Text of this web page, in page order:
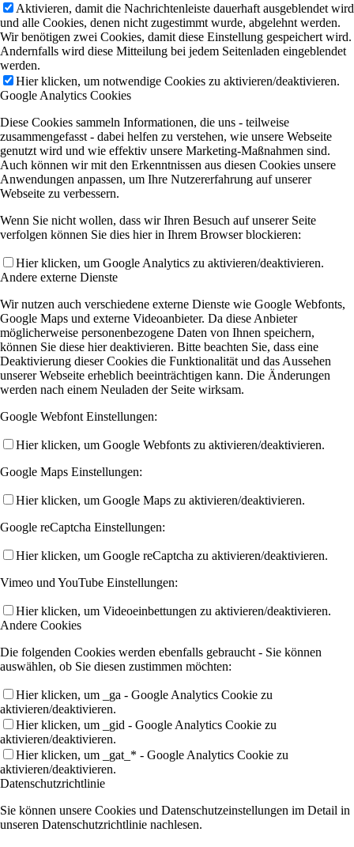
Aktivieren, damit die Nachrichtenleiste dauerhaft ausgeblendet wird
und alle Cookies, denen nicht zugestimmt wurde, abgelehnt werden.
Wir benötigen zwei Cookies, damit diese Einstellung gespeichert wird.
Andernfalls wird diese Mitteilung bei jedem Seitenladen eingeblendet
werden.
Hier klicken, um notwendige Cookies zu aktivieren/deaktivieren.
Google Analytics Cookies
Diese Cookies sammeln Informationen, die uns - teilweise
zusammengefasst - dabei helfen zu verstehen, wie unsere Webseite
genutzt wird und wie effektiv unsere Marketing-Maßnahmen sind.
Auch können wir mit den Erkenntnissen aus diesen Cookies unsere
Anwendungen anpassen, um Ihre Nutzererfahrung auf unserer
Webseite zu verbessern.
Wenn Sie nicht wollen, dass wir Ihren Besuch auf unserer Seite
verfolgen können Sie dies hier in Ihrem Browser blockieren:
Hier klicken, um Google Analytics zu aktivieren/deaktivieren.
Andere externe Dienste
Wir nutzen auch verschiedene externe Dienste wie Google Webfonts,
Google Maps und externe Videoanbieter. Da diese Anbieter
möglicherweise personenbezogene Daten von Ihnen speichern,
können Sie diese hier deaktivieren. Bitte beachten Sie, dass eine
Deaktivierung dieser Cookies die Funktionalität und das Aussehen
unserer Webseite erheblich beeinträchtigen kann. Die Änderungen
werden nach einem Neuladen der Seite wirksam.
Google Webfont Einstellungen:
Hier klicken, um Google Webfonts zu aktivieren/deaktivieren.
Google Maps Einstellungen:
Hier klicken, um Google Maps zu aktivieren/deaktivieren.
Google reCaptcha Einstellungen:
Hier klicken, um Google reCaptcha zu aktivieren/deaktivieren.
Vimeo und YouTube Einstellungen:
Hier klicken, um Videoeinbettungen zu aktivieren/deaktivieren.
Andere Cookies
Die folgenden Cookies werden ebenfalls gebraucht - Sie können
auswählen, ob Sie diesen zustimmen möchten:
Hier klicken, um _ga - Google Analytics Cookie zu
aktivieren/deaktivieren.
Hier klicken, um _gid - Google Analytics Cookie zu
aktivieren/deaktivieren.
Hier klicken, um _gat_* - Google Analytics Cookie zu
aktivieren/deaktivieren.
Datenschutzrichtlinie
Sie können unsere Cookies und Datenschutzeinstellungen im Detail in
unseren Datenschutzrichtlinie nachlesen.